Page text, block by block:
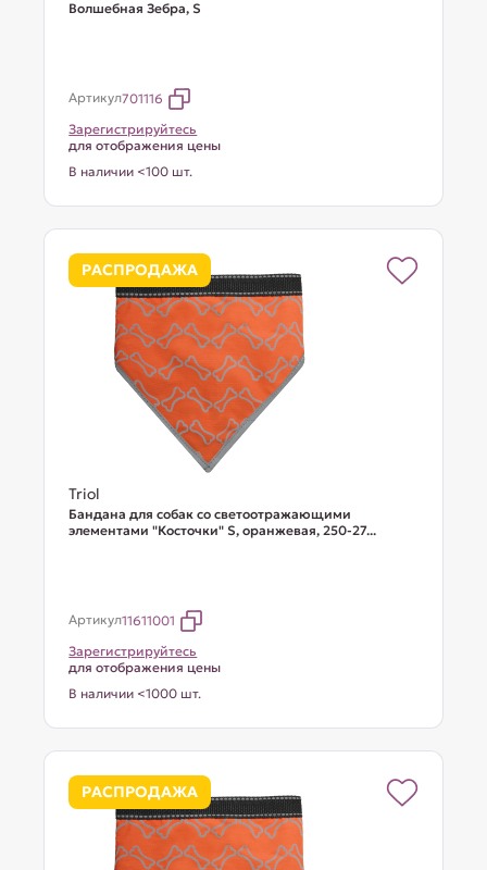
Волшебная Зебра, S
Артикул701116
Зарегистрируйтесь
для отображения цены
В наличии <100 шт.
РАСПРОДАЖА
Triol
Бандана для собак со светоотражающими
элементами "Косточки" S, оранжевая, 250-27...
Артикул11611001
Зарегистрируйтесь
для отображения цены
В наличии <1000 шт.
РАСПРОДАЖА